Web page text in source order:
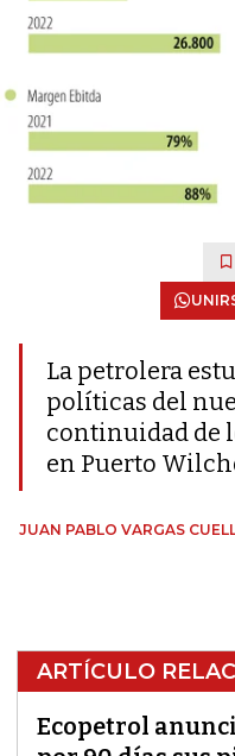
La petrolera
políticas del
continuidad de
en Puerto
JUAN PABLO VARGAS
ARTÍCULO
Ecopetrol